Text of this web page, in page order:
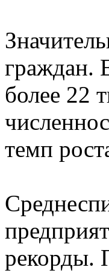
граждан.
более 22
темп
рекорды.